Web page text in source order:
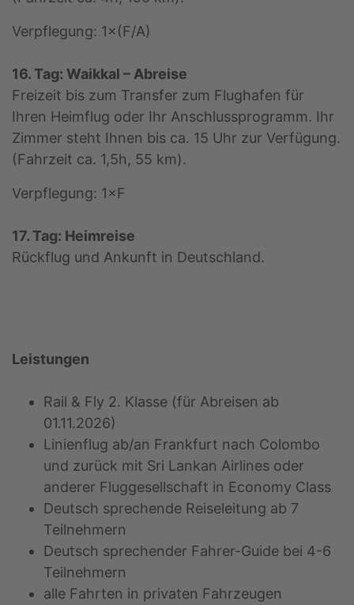
Verpflegung: 1×(F/A)
16. Tag: Waikkal – Abreise
Freizeit bis zum Transfer zum Flughafen für
Ihren Heimflug oder Ihr Anschlussprogramm. Ihr
Zimmer steht Ihnen bis ca. 15 Uhr zur Verfügung.
(Fahrzeit ca. 1,5h, 55 km).
Verpflegung: 1×F
17. Tag: Heimreise
Rückflug und Ankunft in Deutschland.
Leistungen
Rail & Fly 2. Klasse (für Abreisen ab
01.11.2026)
Linienflug ab/an Frankfurt nach Colombo
und zurück mit Sri Lankan Airlines oder
anderer Fluggesellschaft in Economy Class
Deutsch sprechende Reiseleitung ab 7
Teilnehmern
Deutsch sprechender Fahrer-Guide bei 4-6
Teilnehmern
alle Fahrten in privaten Fahrzeugen